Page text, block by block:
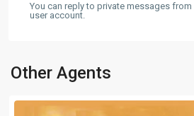
You can reply to private messages
user account.
Other Agents